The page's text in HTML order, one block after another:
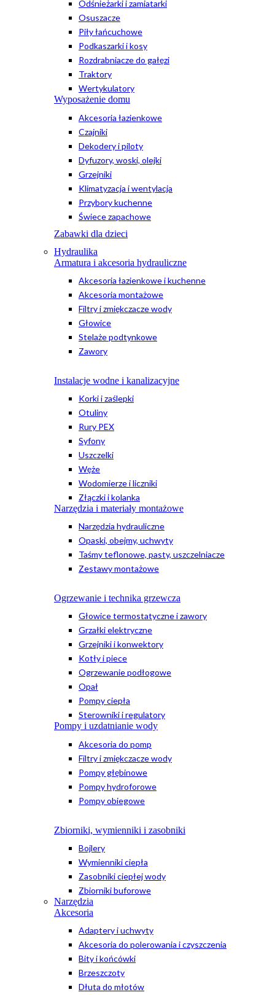
Odśnieżarki i zamiatarki
Osuszacze
Piły łańcuchowe
Podkaszarki i kosy
Rozdrabniacze do gałęzi
Traktory
Wertykulatory
Wyposażenie domu
Akcesoria łazienkowe
Czajniki
Dekodery i piloty
Dyfuzory, woski, olejki
Grzejniki
Klimatyzacja i wentylacja
Przybory kuchenne
Świece zapachowe
Zabawki dla dzieci
Hydraulika
Armatura i akcesoria hydrauliczne
Akcesoria łazienkowe i kuchenne
Akcesoria montażowe
Filtry i zmiękczacze wody
Głowice
Stelaże podtynkowe
Zawory
Instalacje wodne i kanalizacyjne
Korki i zaślepki
Otuliny
Rury PEX
Syfony
Uszczelki
Węże
Wodomierze i liczniki
Złączki i kolanka
Narzędzia i materiały montażowe
Narzędzia hydrauliczne
Opaski, obejmy, uchwyty
Taśmy teflonowe, pasty, uszczelniacze
Zestawy montażowe
Ogrzewanie i technika grzewcza
Głowice termostatyczne i zawory
Grzałki elektryczne
Grzejniki i konwektory
Kotły i piece
Ogrzewanie podłogowe
Opał
Pompy ciepła
Sterowniki i regulatory
Pompy i uzdatnianie wody
Akcesoria do pomp
Filtry i zmiękczacze wody
Pompy głębinowe
Pompy hydroforowe
Pompy obiegowe
Zbiorniki, wymienniki i zasobniki
Bojlery
Wymienniki ciepła
Zasobniki ciepłej wody
Zbiorniki buforowe
Narzędzia
Akcesoria
Adaptery i uchwyty
Akcesoria do polerowania i czyszczenia
Bity i końcówki
Brzeszczoty
Dłuta do młotów